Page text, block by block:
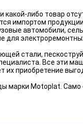
либо товар
импортом
автомобили,
для
стали,
Все эти
их приобретение
марки Motoplat. Само